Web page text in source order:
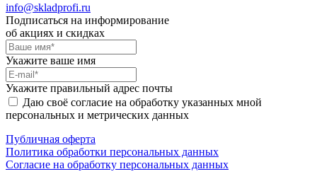
info@skladprofi.ru
Подписаться на информирование
об акциях и скидках
Укажите ваше имя
Укажите правильный адрес почты
Даю своё согласие на обработку указанных мной
персональных и метрических данных
Публичная оферта
Политика обработки персональных данных
Согласие на обработку персональных данных